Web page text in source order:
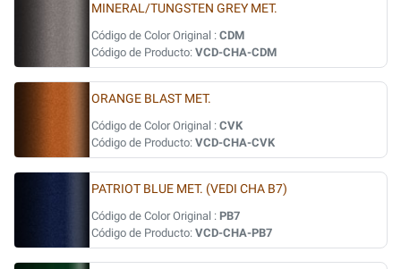
MINERAL/TUNGSTEN GREY MET.
Código de Color Original : CDM
Código de Producto: VCD-CHA-CDM
ORANGE BLAST MET.
Código de Color Original : CVK
Código de Producto: VCD-CHA-CVK
PATRIOT BLUE MET. (VEDI CHA B7)
Código de Color Original : PB7
Código de Producto: VCD-CHA-PB7